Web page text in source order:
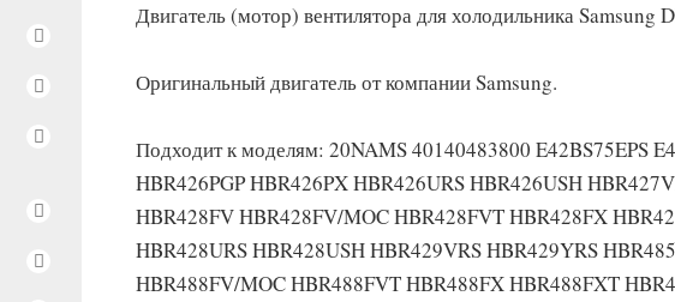
Двигатель (мотор) вентилятора для холодильника Samsung
Оригинальный двигатель от компании Samsung.
Подходит к моделям: 20NAMS 40140483800 E42BS75EPS
HBR426PGP HBR426PX HBR426URS HBR426USH
HBR428FV HBR428FV/MOC HBR428FVT HBR428FX
HBR428URS HBR428USH HBR429VRS HBR429YRS
HBR488FV/MOC HBR488FVT HBR488FX HBR488FXT